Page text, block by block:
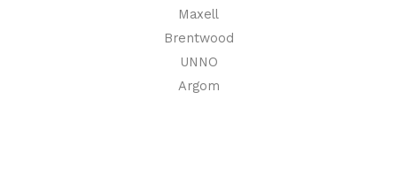
Maxell
Brentwood
UNNO
Argom